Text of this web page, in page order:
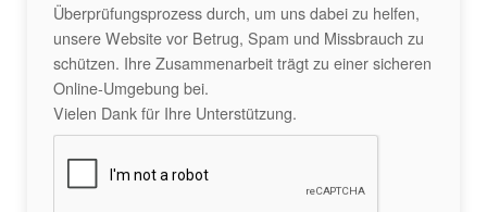
Überprüfungsprozess durch, um uns dabei zu helfen,
unsere Website vor Betrug, Spam und Missbrauch zu
schützen. Ihre Zusammenarbeit trägt zu einer sicheren
Online-Umgebung bei.
Vielen Dank für Ihre Unterstützung.